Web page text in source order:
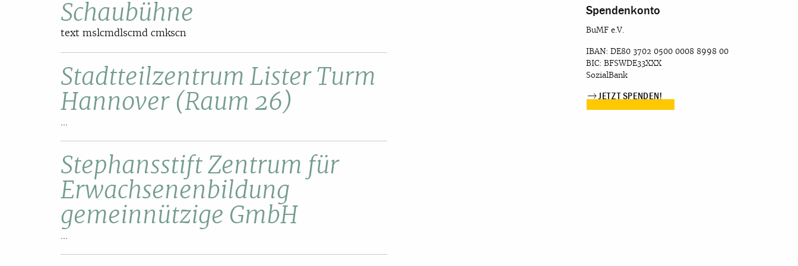
Schaubühne
text mslcmdlscmd cmkscn
Stadtteilzentrum Lister Turm
Hannover (Raum 26)
...
Stephansstift Zentrum für
Erwachsenenbildung
gemeinnützige GmbH
...
Spendenkonto
BuMF e.V.
IBAN: DE80 3702 0500 0008 8998 00
BIC: BFSWDE33XXX
SozialBank
JETZT SPENDEN!